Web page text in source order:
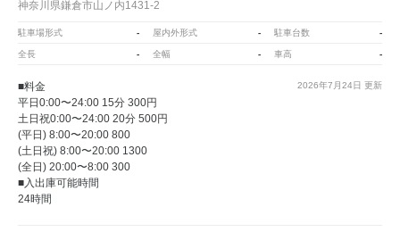
神奈川県鎌倉市山ノ内1431-2
駐車場形式 - 屋内外形式 - 駐車台数 -
全長 - 全幅 - 車高 -
2026年7月24日 更新
■料金
平日0:00〜24:00 15分 300円
土日祝0:00〜24:00 20分 500円
(平日) 8:00〜20:00 800
(土日祝) 8:00〜20:00 1300
(全日) 20:00〜8:00 300
■入出庫可能時間
24時間